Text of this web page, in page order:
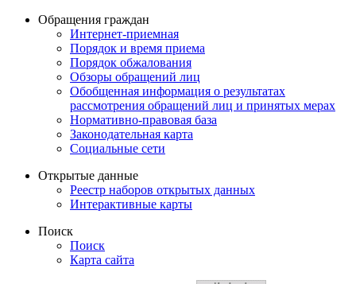
Обращения граждан
Интернет-приемная
Порядок и время приема
Порядок обжалования
Обзоры обращений лиц
Обобщенная информация о результатах
рассмотрения обращений лиц и принятых мерах
Нормативно-правовая база
Законодательная карта
Социальные сети
Открытые данные
Реестр наборов открытых данных
Интерактивные карты
Поиск
Поиск
Карта сайта